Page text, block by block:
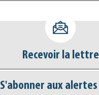
déconnecter)
Base documentaire
Nos veilles Scoop.it
Recevoir la lettre
S'abonner aux alertes